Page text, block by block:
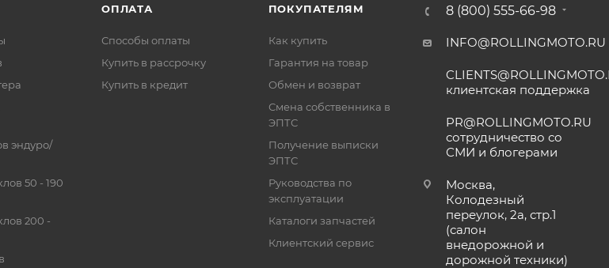
эндуро/
50 - 190
200 -
ОПЛАТА
Способы оплаты
Купить в рассрочку
Купить в кредит
ПОКУПАТЕЛЯМ
Как купить
Гарантия на товар
Обмен и возврат
Смена собственника в
ЭПТС
Получение выписки
ЭПТС
Руководства по
эксплуатации
Каталоги запчастей
Клиентский сервис
8 (800) 555-66-98
INFO@ROLLINGMOTO.RU
клиентская поддержка
PR@ROLLINGMOTO.RU
сотрудничество со
СМИ и блогерами
Москва,
Колодезный
переулок, 2а, стр.1
(салон
внедорожной и
дорожной техники)